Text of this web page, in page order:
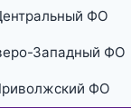
ФО
Западный ФО
ФО